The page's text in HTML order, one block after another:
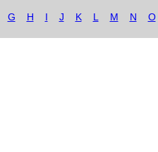
G H I J K L M N O